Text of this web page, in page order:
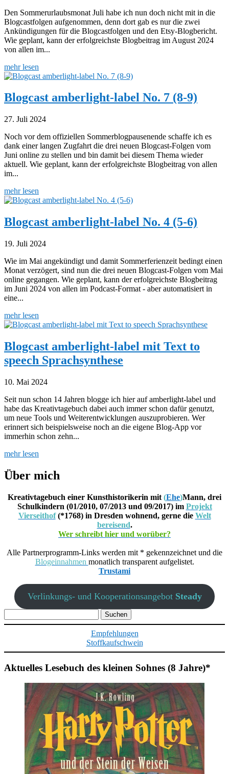
Den Sommerurlaubsmonat Juli habe ich nun doch nicht mit in die
Blogcastfolgen aufgenommen, denn dort gab es nur die zwei
Ankündigungen für die Blogcastfolgen und den Etsy-Blogbericht.
Wie geplant, kann der erfolgreichste Blogbeitrag im August 2024
von allen im...
mehr lesen
Blogcast amberlight-label No. 7 (8-9)
27. Juli 2024
Noch vor dem offiziellen Sommerblogpausenende schaffe ich es
dank einer langen Zugfahrt die drei neuen Blogcast-Folgen vom
Juni online zu stellen und bin damit bei diesem Thema wieder
aktuell. Wie geplant, kann der erfolgreichste Blogbeitrag von allen
im...
mehr lesen
Blogcast amberlight-label No. 4 (5-6)
19. Juli 2024
Wie im Mai angekündigt und damit Sommerferienzeit bedingt einen
Monat verzögert, sind nun die drei neuen Blogcast-Folgen vom Mai
online gegangen. Wie geplant, kann der erfolgreichste Blogbeitrag
im Juni 2024 von allen im Podcast-Format - aber automatisiert in
eine...
mehr lesen
Blogcast amberlight-label mit Text to
speech Sprachsynthese
10. Mai 2024
Seit nun schon 14 Jahren blogge ich hier auf amberlight-label und
habe das Kreativtagebuch dabei auch immer schon dafür genutzt,
um neue Tools und Weiterentwicklungen auszuprobieren. Wer
erinnert sich beispielsweise noch an die eigene Blog-App vor
immerhin schon zehn...
mehr lesen
Über mich
Kreativtagebuch einer Kunsthistorikerin mit (Ehe)Mann, drei
Schulkindern (01/2010, 07/2013 und 09/2017) im Projekt
Vierseithof(*1768) in Dresden wohnend, gerne die Welt
bereisend.
Wer schreibt hier und worüber?
Alle Partnerprogramm-Links werden mit * gekennzeichnet und die
Blogeinnahmen monatlich transparent aufgelistet.
Trustami
Verlinkungs- und Kooperationsangebot Steady
nach:
Empfehlungen
Stoffkaufschwein
Aktuelles Lesebuch des kleinen Sohnes (8 Jahre)*